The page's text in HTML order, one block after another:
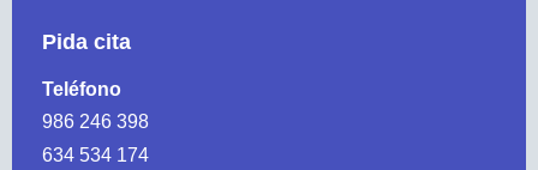
Pida cita
Teléfono
986 246 398
634 534 174